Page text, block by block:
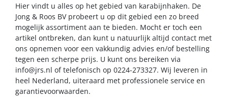
Hier vindt u alles op het gebied van karabijnhaken. De
Jong & Roos BV probeert u op dit gebied een zo breed
mogelijk assortiment aan te bieden. Mocht er toch een
artikel ontbreken, dan kunt u natuurlijk altijd contact met
ons opnemen voor een vakkundig advies en/of bestelling
tegen een scherpe prijs. U kunt ons bereiken via
info@jrs.nl of telefonisch op 0224-273327. Wij leveren in
heel Nederland, uiteraard met professionele service en
garantievoorwaarden.